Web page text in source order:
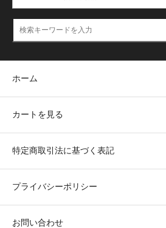
ホーム
カートを見る
特定商取引法に基づく表記
プライバシーポリシー
お問い合わせ